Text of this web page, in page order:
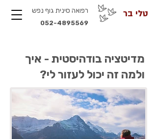
טלי בר רפואה סינית גוף נפש
052-4895569
מדיטציה בודהיסטית - איך
ולמה זה יכול לעזור לי?